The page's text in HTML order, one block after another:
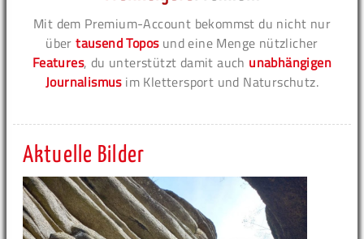
Mit dem Premium-Account bekommst du nicht nur
übertausend Toposund eine Menge nützlicher
Features, du unterstützt damit auch unabhängigen
Journalismusim Klettersport und Naturschutz.
Aktuelle Bilder